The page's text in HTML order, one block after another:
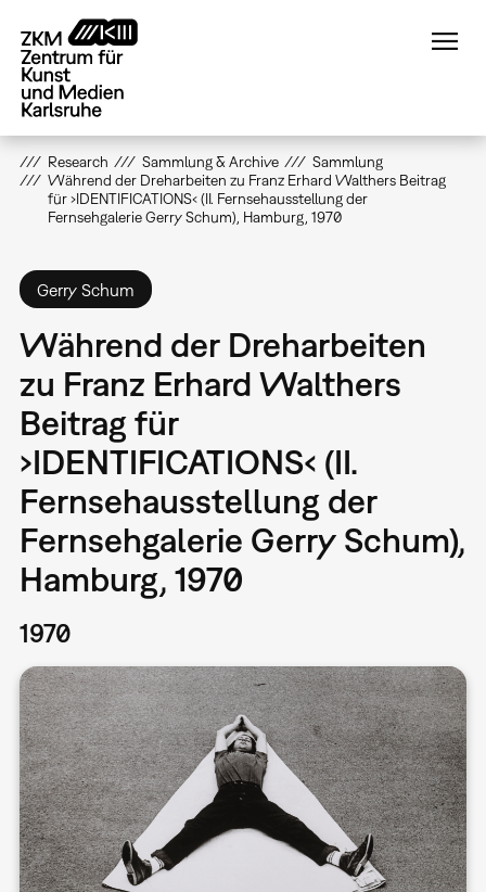
zum
Inhalt
Research Sammlung & Archive
Sammlung
Während der Dreharbeiten zu Franz Erhard Walthers Beitrag
für ›IDENTIFICATIONS‹ (II. Fernsehausstellung der
Fernsehgalerie Gerry Schum), Hamburg, 1970
Gerry Schum
Während der Dreharbeiten
zu Franz Erhard Walthers
Beitrag für
›IDENTIFICATIONS‹ (II.
Fernsehausstellung der
Fernsehgalerie Gerry Schum),
Hamburg, 1970
1970